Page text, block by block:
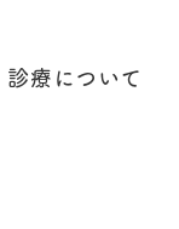
診療について